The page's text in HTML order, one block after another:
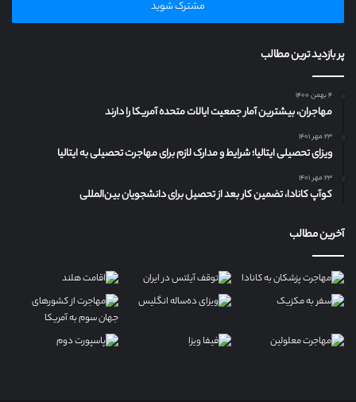
وارد
پر بازدید ترین مطالب
۴ بهمن ۱۴۰۰
مهاجران، بیشترین آمار جمعیت ایالات متحده آمریکا را دارند
۲۳ مهر ۱۴۰۱
ویزای تحصیلی ایتالیا؛ شرایط و مدارک لازم برای مهاجرت تحصیلی به ایتالیا
۲۳ مهر ۱۴۰۱
کوآپ کانادا، تضمین کار بعد از تحصیل برای دانشجویان بین‌المللی
آخرین مطالب